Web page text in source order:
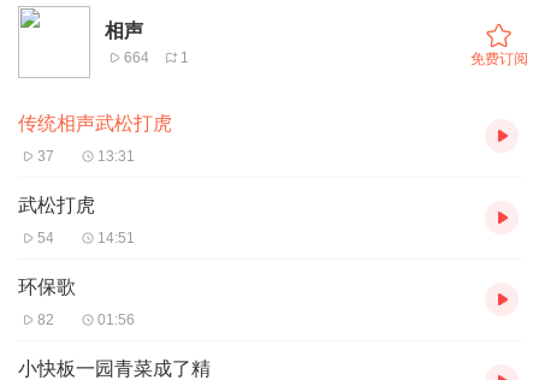
相声
664 1 免费订阅
传统相声武松打虎
37 13:31
武松打虎
54 14:51
环保歌
82 01:56
小快板一园青菜成了精